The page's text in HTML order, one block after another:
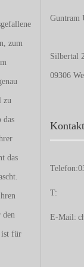
zum
zu
das
das
den
ist für
Guntram
Silbertal
09306
Telefon:
T:
E-Mail: